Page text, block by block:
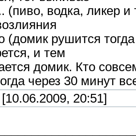
водка, ликер и
(домик рушится
и тем
домик. Кто
через 30 минут
20:51]